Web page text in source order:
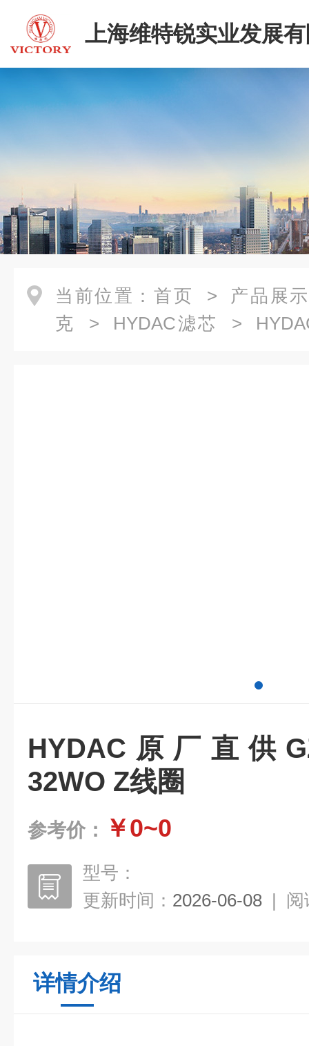
上海维特锐实业发展
当前位置： 首页 > 产品展示
克
> HYDAC滤芯
>
HYDAC原厂直供
32WO Z线圈
参考价： ￥0~0
型号：
更新时间： 2026-06-08 | 阅
详情介绍